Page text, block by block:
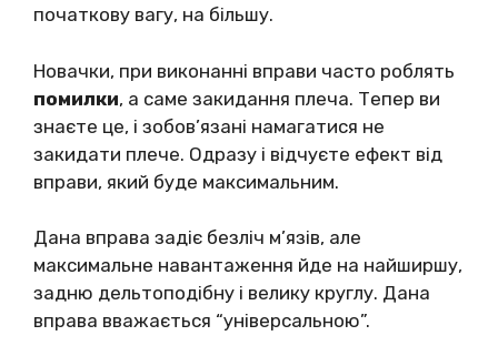
початкову вагу, на більшу.
Новачки, при виконанні вправи часто роблять
помилки, а саме закидання плеча. Тепер ви
знаєте це, і зобов’язані намагатися не
закидати плече. Одразу і відчуєте ефект від
вправи, який буде максимальним.
Дана вправа задіє безліч м’язів, але
максимальне навантаження йде на найширшу,
задню дельтоподібну і велику круглу. Дана
вправа вважається “універсальною”.